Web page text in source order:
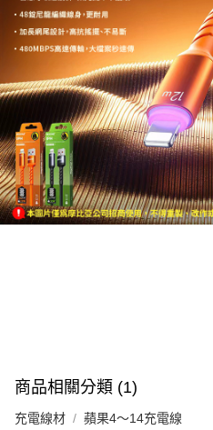
商品相關分類 (1)
充電線材 蘋果4～14充電線